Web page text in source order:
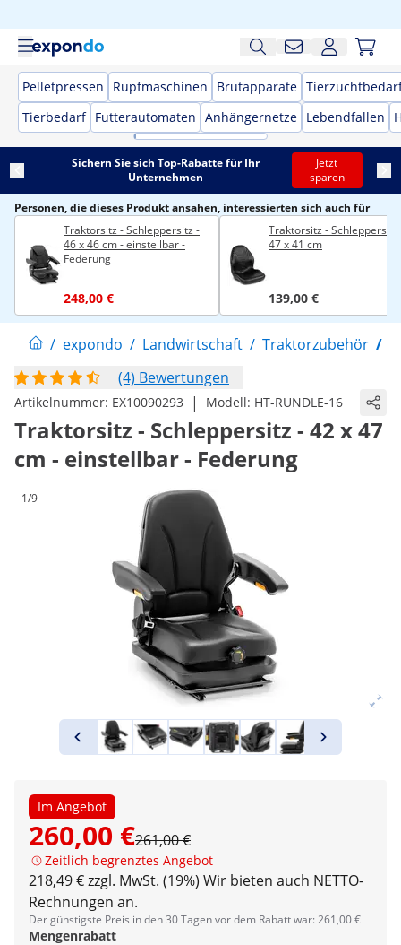
Pelletpressen Rupfmaschinen Brutapparate
Tierbedarf Futterautomaten Anhängernetze Lebendfallen
Sichern Sie sich Top-Rabatte für Ihr
Unternehmen
Jetzt
sparen
Personen, die dieses Produkt ansahen, interessierten sich auch für
Traktorsitz - Schleppersitz -
46 x 46 cm - einstellbar -
Federung
248,00 €
Traktorsitz - Schleppersitz
47 x 41 cm
139,00 €
/ expondo / Landwirtschaft / Traktorzubehör /
(4) Bewertungen
Artikelnummer: EX10090293 | Modell: HT-RUNDLE-16
Traktorsitz - Schleppersitz - 42 x 47
cm - einstellbar - Federung
1/9
Im Angebot
260,00 €261,00 €
Zeitlich begrenztes Angebot
218,49 € zzgl. MwSt. (19%) Wir bieten auch NETTO-
Rechnungen an.
Der günstigste Preis in den 30 Tagen vor dem Rabatt war: 261,00 €
Mengenrabatt